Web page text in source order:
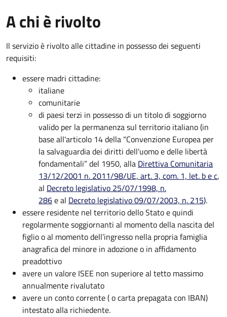
A chi è rivolto
Il servizio è rivolto alle cittadine in possesso dei seguenti
requisiti:
essere madri cittadine:
italiane
comunitarie
di paesi terzi in possesso di un titolo di soggiorno
valido per la permanenza sul territorio italiano (in
base all'articolo 14 della “Convenzione Europea per
la salvaguardia dei diritti dell’uomo e delle libertà
fondamentali” del 1950, alla Direttiva Comunitaria
13/12/2001 n. 2011/98/UE, art. 3, com. 1, let. b e c,
al Decreto legislativo 25/07/1998, n.
286e al Decreto legislativo 09/07/2003, n. 215).
essere residente nel territorio dello Stato e quindi
regolarmente soggiornanti al momento della nascita del
figlio o al momento dell’ingresso nella propria famiglia
anagrafica del minore in adozione o in affidamento
preadottivo
avere un valore ISEE non superiore al tetto massimo
annualmente rivalutato
avere un conto corrente ( o carta prepagata con IBAN)
intestato alla richiedente.